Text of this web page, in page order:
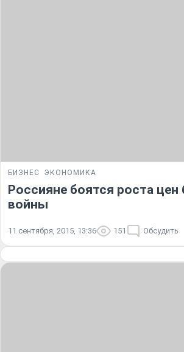
БИЗНЕС ЭКОНОМИКА
Россияне боятся роста
войны
11 сентября, 2015, 13:36 151 Обсудить